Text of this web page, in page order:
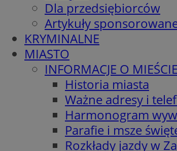
Dla przedsiębiorców
Artykuły
KRYMINALNE
MIASTO
INFORMACJE O MIEŚCIE
Historia miasta
Ważne adresy i
Harmonogram
Parafie i msze
Rozkłady jazdy w